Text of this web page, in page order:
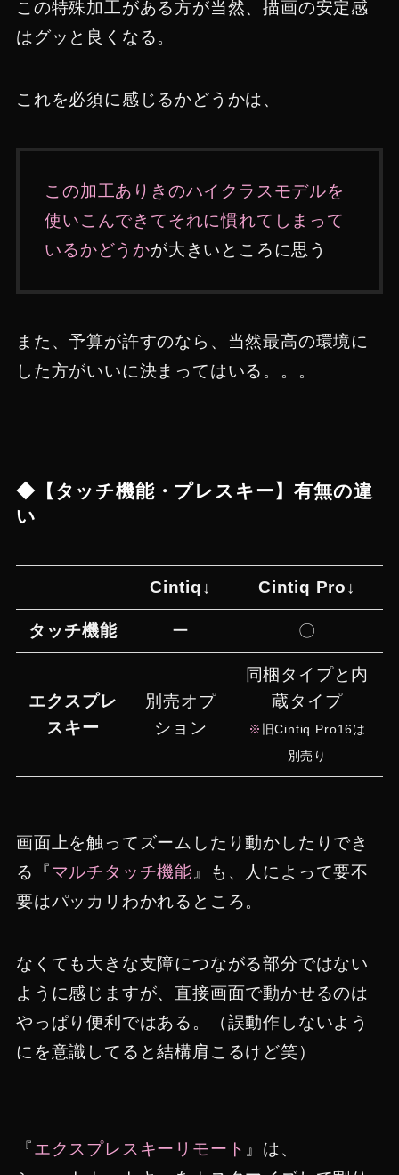
この特殊加工がある方が当然、描画の安定感
はグッと良くなる。
これを必須に感じるかどうかは、
この加工ありきのハイクラスモデルを
使いこんできてそれに慣れてしまって
いるかどうかが大きいところに思う
また、予算が許すのなら、当然最高の環境に
した方がいいに決まってはいる。。。
◆【タッチ機能・プレスキー】有無の違
い
Cintiq↓ Cintiq Pro↓
タッチ機能 ー 〇
エクスプレ
スキー
別売オプ
ション
同梱タイプと内
蔵タイプ
※ 旧Cintiq Pro16は
別売り
画面上を触ってズームしたり動かしたりでき
る『マルチタッチ機能 』も、人によって要不
要はパッカリわかれるところ。
なくても大きな支障につながる部分ではない
ように感じますが、直接画面で動かせるのは
やっぱり便利ではある。（誤動作しないよう
にを意識してると結構肩こるけど笑）
『エクスプレスキーリモート 』は、